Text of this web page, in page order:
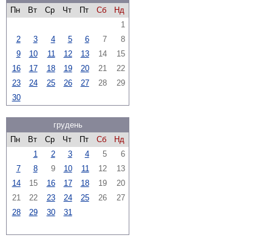
Пн
Вт Ср Чт Пт Сб
Нд
1
2
3 4 5 6 7
8
9
10 11 12 13 14
15
16
17 18 19 20 21
22
23
24 25 26 27 28
29
30
грудень
Пн
Вт Ср Чт Пт Сб
Нд
1
2 3 4 5
6
7
8 9 10 11 12
13
14
15 16 17 18 19
20
21
22 23 24 25 26
27
28
29 30 31